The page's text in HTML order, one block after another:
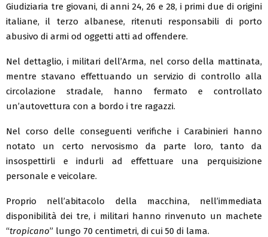
Giudiziaria tre giovani, di anni 24, 26 e 28, i primi due di origini
italiane, il terzo albanese, ritenuti responsabili di porto
abusivo di armi od oggetti atti ad offendere.
Nel dettaglio, i militari dell’Arma, nel corso della mattinata,
mentre stavano effettuando un servizio di controllo alla
circolazione stradale, hanno fermato e controllato
un’autovettura con a bordo i tre ragazzi.
Nel corso delle conseguenti verifiche i Carabinieri hanno
notato un certo nervosismo da parte loro, tanto da
insospettirli e indurli ad effettuare una perquisizione
personale e veicolare.
Proprio nell’abitacolo della macchina, nell’immediata
disponibilità dei tre, i militari hanno rinvenuto un machete
“tropicano” lungo 70 centimetri, di cui 50 di lama.